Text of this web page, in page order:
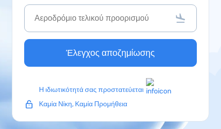
Έλεγχος αποζημίωσης
Η ιδιωτικότητά σας προστατεύεται
Καμία Νίκη, Καμία Προμήθεια